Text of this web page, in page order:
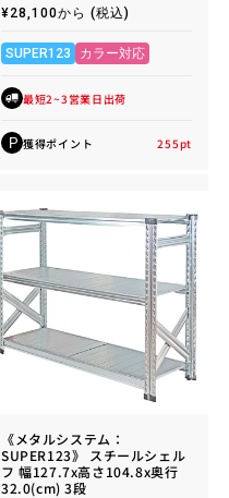
通
価
格
¥28,100から (税込)
SUPER123 カラー対応
最短2~3営業日出荷
P 獲得ポイント 255pt
《メタルシステム：
SUPER123》 スチールシェル
フ 幅127.7x高さ104.8x奥行
32.0(cm) 3段